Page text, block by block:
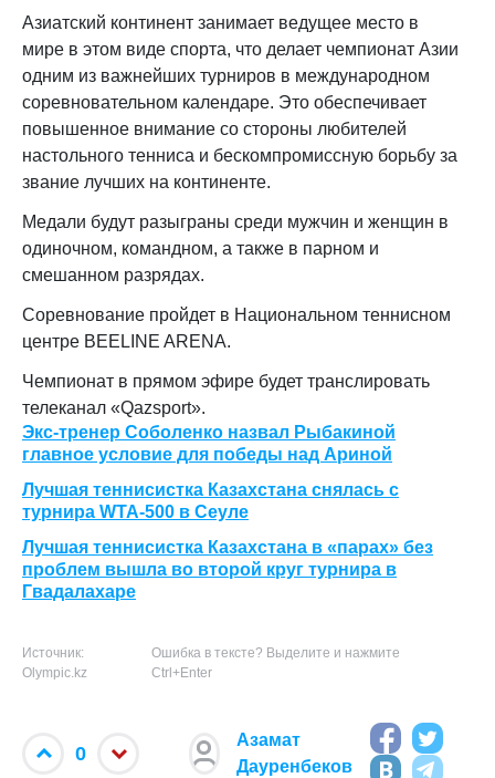
Азиатский континент занимает ведущее место в
мире в этом виде спорта, что делает чемпионат Азии
одним из важнейших турниров в международном
соревновательном календаре. Это обеспечивает
повышенное внимание со стороны любителей
настольного тенниса и бескомпромиссную борьбу за
звание лучших на континенте.
Медали будут разыграны среди мужчин и женщин в
одиночном, командном, а также в парном и
смешанном разрядах.
Соревнование пройдет в Национальном теннисном
центре BEELINE ARENA.
Чемпионат в прямом эфире будет транслировать
телеканал «Qazsport».
Экс-тренер Соболенко назвал Рыбакиной
главное условие для победы над Ариной
Лучшая теннисистка Казахстана снялась с
турнира WTA-500 в Сеуле
Лучшая теннисистка Казахстана в «парах» без
проблем вышла во второй круг турнира в
Гвадалахаре
Источник:
Olympic.kz
Ошибка в тексте? Выделите и нажмите
Ctrl+Enter
0
Азамат
Дауренбеков